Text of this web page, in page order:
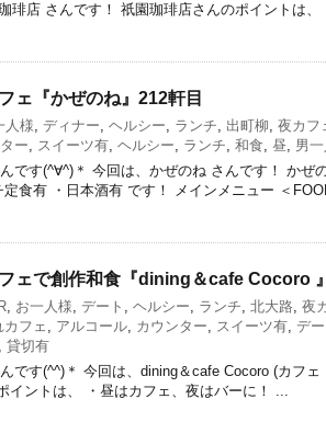
琲店 さんです！ 祇園珈琲店さんのポイントは、
ェ『かぜのね』212軒目
人様, ディナー, ヘルシー, ランチ, 出町柳, 夜カフ
ー, スイーツ有, ヘルシー, ランチ, 和食, 昼, 男一
です(^∀^)＊ 今回は、かぜのね さんです！ かぜ
定食有 ・日本酒有 です！ メインメニュー ＜
ェで創作和食『dining＆cafe Cocoro
, お一人様, デート , ヘルシー, ランチ, 北大路, 夜
カフェ , アルコール, カウンター, スイーツ有, デー
, 貸切有
です(^^)＊ 今回は、dining＆cafe Cocoro (カフ
イントは、 ・昼はカフェ、夜はバーに！ ...